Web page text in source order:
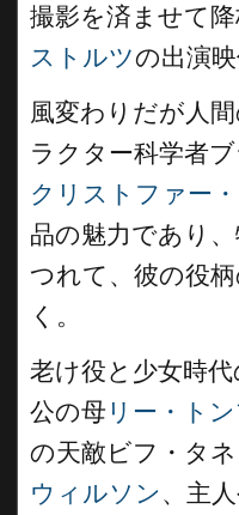
撮影を済ませて
ストルツの出演
風変わりだが人
ラクター科学者
クリストファー
品の魅力であり
つれて、彼の役
く。
老け役と少女時
公の母 リー・ト
の天敵ビフ・タ
ウィルソン 、主